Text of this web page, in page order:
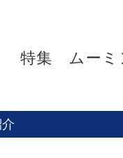
特集 ムーミ